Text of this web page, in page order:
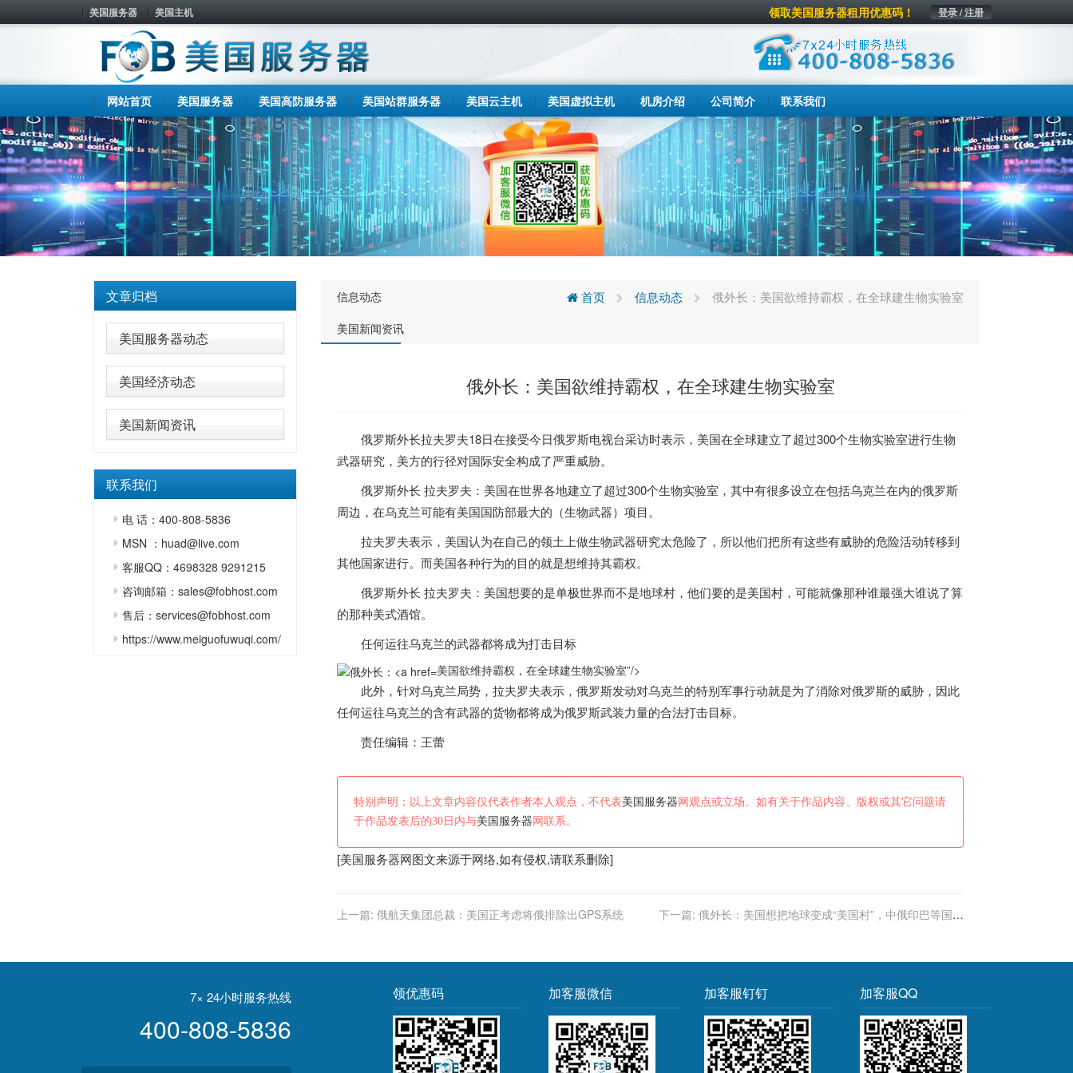
美国服务器 美国主机 登录 / 注册
领取美国服务器租用优惠码！
网站首页 美国服务器 美国高防服务器 美国站群服务器 美国云主机 美国虚拟主机 机房介绍 公司简介 联系我们
文章归档
美国服务器动态
美国经济动态
美国新闻资讯
联系我们
电 话：400-808-5836
MSN ：huad@live.com
客服QQ：4698328 9291215
咨询邮箱：sales@fobhost.com
售后：services@fobhost.com
https://www.meiguofuwuqi.com/
信息动态
美国新闻资讯
首页 信息动态 俄外长：美国欲维持霸权，在全球建生物实验室
俄外长：美国欲维持霸权，在全球建生物实验室
俄罗斯外长拉夫罗夫18日在接受今日俄罗斯电视台采访时表示， 美国在全球建立了超过300个生物实验室进行生物
武器研究，美方的行径对国际安全构成了严重威胁。
俄罗斯外长 拉夫罗夫： 美国在世界各地建立了超过300个生物实验室，其中有很多设立在包括乌克兰在内的俄罗斯
周边，在乌克兰可能有美国国防部最大的（生物武器）项目。
拉夫罗夫表示， 美国认为在自己的领土上做生物武器研究太危险了，所以他们把所有这些有威胁的危险活动转移到
其他国家进行。而美国各种行为的目的就是想维持其霸权。
俄罗斯外长 拉夫罗夫： 美国想要的是单极世界而不是地球村，他们要的是美国村，可能就像那种谁最强大谁说了算
的那种美式酒馆。
任何运往乌克兰的武器都将成为打击目标
美国欲维持霸权，在全球建生物实验室”/>
此外，针对乌克兰局势，拉夫罗夫表示，俄罗斯发动对乌克兰的特别军事行动就是为了消除对俄罗斯的威胁，因此
任何运往乌克兰的含有武器的货物都将成为俄罗斯武装力量的合法打击目标。
责任编辑：王蕾
特别声明：以上文章内容仅代表作者本人观点，不代表美国服务器 网观点或立场。如有关于作品内容、版权或其它问题请
于作品发表后的30日内与美国服务器 网联系。
[美国服务器网图文来源于网络,如有侵权,请联系删除]
上一篇: 俄航天集团总裁：美国正考虑将俄排除出GPS系统 下一篇: 俄外长：美国想把地球变成“美国村”，中俄印巴等国不
7× 24小时服务热线
400-808-5836
领优惠码 加客服微信 加客服钉钉 加客服QQ